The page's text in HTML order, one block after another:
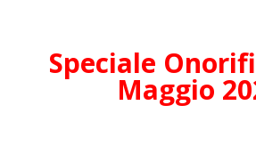
Speciale
Maggio